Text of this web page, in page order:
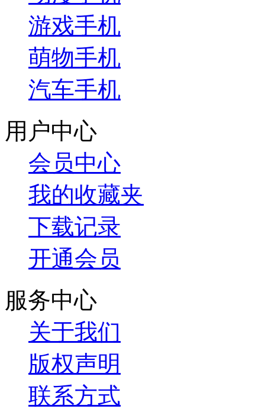
游戏手机
萌物手机
汽车手机
用户中心
会员中心
我的收藏夹
下载记录
开通会员
服务中心
关于我们
版权声明
联系方式